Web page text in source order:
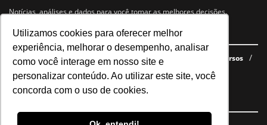
Utilizamos cookies para oferecer melhor
experiência, melhorar o desempenho, analisar
como você interage em nosso site e
personalizar conteúdo. Ao utilizar este site, você
concorda com o uso de cookies.
Notícias, análises e dados para você tomar as melhores decisões.
Navegue no site
Últimas notícias Quem somos E-books gratuitos
Cursos
Política de privacidade